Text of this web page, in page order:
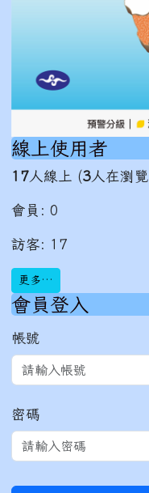
線上使用者
17 人線上 (3 人在瀏覽
會員: 0
訪客: 17
更多…
會員登入
帳號
密碼